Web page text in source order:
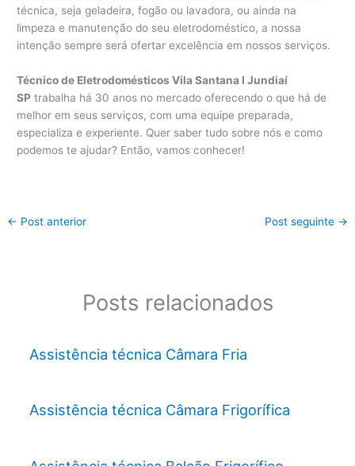
técnica, seja geladeira, fogão ou lavadora, ou ainda na
limpeza e manutenção do seu eletrodoméstico, a nossa
intenção sempre será ofertar excelência em nossos serviços.
Técnico de Eletrodomésticos Vila Santana I Jundiaí
SP trabalha há 30 anos no mercado oferecendo o que há de
melhor em seus serviços, com uma equipe preparada,
especializa e experiente. Quer saber tudo sobre nós e como
podemos te ajudar? Então, vamos conhecer!
← Post anterior Post seguinte →
Posts relacionados
Assistência técnica Câmara Fria
Assistência técnica Câmara Frigorífica